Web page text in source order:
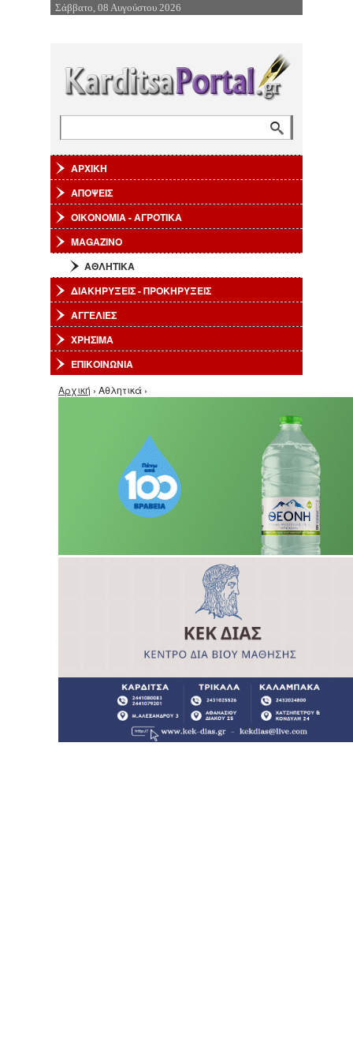
Επιστροφή στην Πλοήγηση
Σάββατο, 08 Αυγούστου 2026
Φόρμα αναζήτησης
ΑΡΧΙΚΗ
ΑΠΟΨΕΙΣ
ΟΙΚΟΝΟΜΙΑ - ΑΓΡΟΤΙΚΑ
MAGAZINO
ΑΘΛΗΤΙΚΑ
ΔΙΑΚΗΡΥΞΕΙΣ - ΠΡΟΚΗΡΥΞΕΙΣ
ΑΓΓΕΛΙΕΣ
ΧΡΗΣΙΜΑ
ΕΠΙΚΟΙΝΩΝΙΑ
Είστε εδώ
Αρχική › Αθλητικά ›